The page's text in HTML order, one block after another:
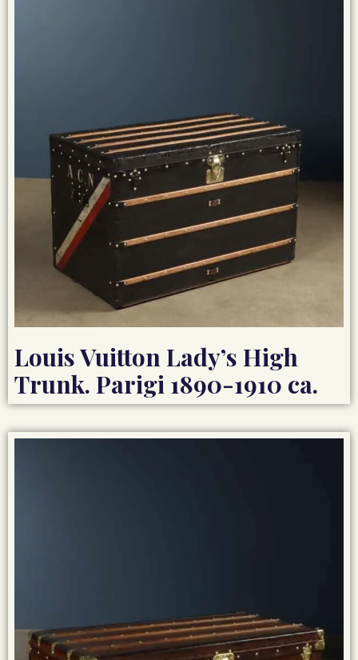
Louis Vuitton Lady’s High
Trunk. Parigi 1890-1910 ca.